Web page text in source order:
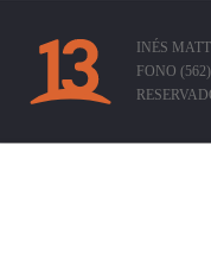
INÉS
FONO